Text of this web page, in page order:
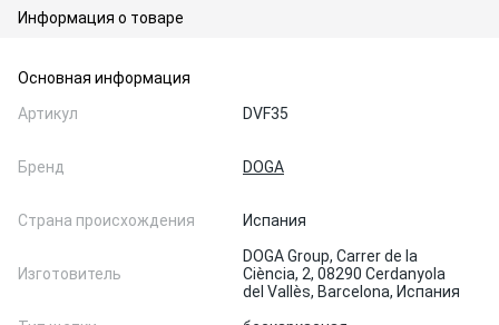
Информация о товаре
Основная информация
Артикул
DVF35
Бренд DOGA
Страна происхождения Испания
Изготовитель
DOGA Group, Carrer de la
Ciència, 2, 08290 Cerdanyola
del Vallès, Barcelona, Испания